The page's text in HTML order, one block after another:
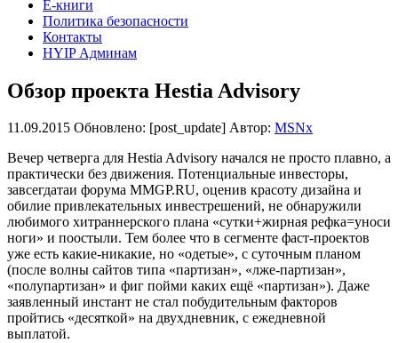
Е-книги
Политика безопасности
Контакты
HYIP Админам
Обзор проекта Hestia Advisory
11.09.2015 Обновлено: [post_update] Автор: MSNx
Вечер четверга для Hestia Advisory начался не просто плавно, а
практически без движения. Потенциальные инвесторы,
завсегдатаи форума MMGP.RU, оценив красоту дизайна и
обилие привлекательных инвестрешений, не обнаружили
любимого хитраннерского плана «сутки+жирная рефка=уноси
ноги» и поостыли. Тем более что в сегменте фаст-проектов
уже есть какие-никакие, но «одетые», с суточным планом
(после волны сайтов типа «партизан», «лже-партизан»,
«полупартизан» и фиг пойми каких ещё «партизан»). Даже
заявленный инстант не стал побудительным факторов
пройтись «десяткой» на двухдневник, с ежедневной
выплатой.